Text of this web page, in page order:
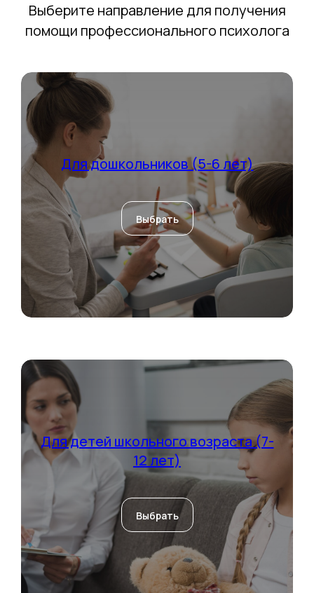
Выберите направление для получения
помощи профессионального психолога
Для дошкольников (5-6 лет)
Выбрать
Для детей школьного возраста (7-
12 лет)
Выбрать